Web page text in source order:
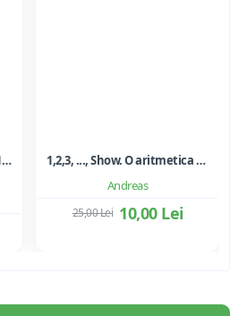
Clasificarea Interventiilor Nursing (NIC)
Andreas
1,2,3, ..., Show. O aritmetica emotionala, o poezie a matematicii - Ioan Dancila
10,00 Lei
25,00 Lei